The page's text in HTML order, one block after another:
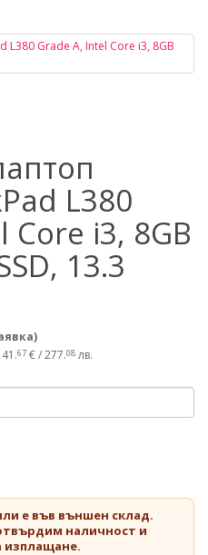
L380
Core i3, 8GB
13.3
67 € / 277.08 лв.
е във външен склад.
наличност и
изплащане.